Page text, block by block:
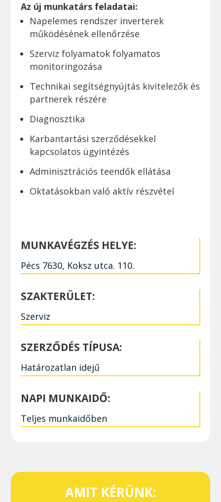
Az új munkatárs feladatai:
Napelemes rendszer inverterek
működésének ellenőrzése
Szerviz folyamatok folyamatos
monitoringozása
Technikai segítségnyújtás kivitelezők és
partnerek részére
Diagnosztika
Karbantartási szerződésekkel
kapcsolatos ügyintézés
Adminisztrációs teendők ellátása
Oktatásokban való aktív részvétel
MUNKAVÉGZÉS HELYE:
Pécs 7630, Koksz utca. 110.
SZAKTERÜLET:
Szerviz
SZERZŐDÉS TÍPUSA:
Határozatlan idejű
NAPI MUNKAIDŐ:
Teljes munkaidőben
AMIT KÉRÜNK: